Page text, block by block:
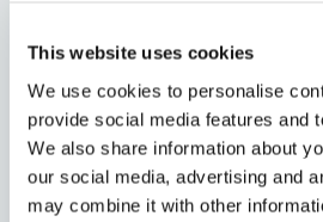
This website uses cookies
We use cookies to personalise
provide social media features and
We also share information about
our social media, advertising and
may combine it with other
för användning med
Skjuvhållfasthet,
Stål
27.0 N/
Viskositet
500.0